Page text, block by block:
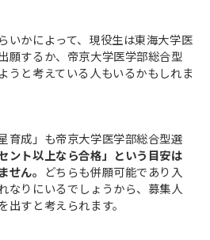
いかによって、現役生は東海大学医
願するか、帝京大学医学部総合型
うと考えている人もいるかもしれま
育成」も帝京大学医学部総合型選
ント以上なら合格」という目安は
ん。 どちらも併願可能であり入
なりにいるでしょうから、募集人
出すと考えられます。